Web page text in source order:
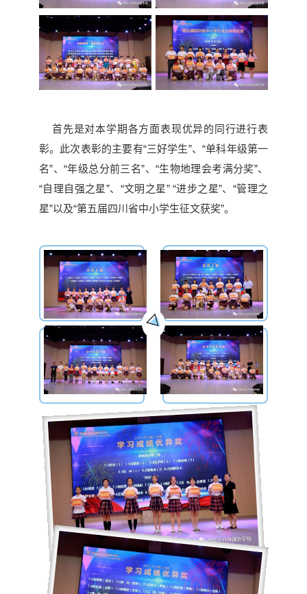
首先是对本学期各方面表现优异的同行进行表
彰。此次表彰的主要有“三好学生”、“单科年级第一
名”、“年级总分前三名”、“生物地理会考满分奖”、
“自理自强之星”、“文明之星” “进步之星”、“管理之
星”以及“第五届四川省中小学生征文获奖”。